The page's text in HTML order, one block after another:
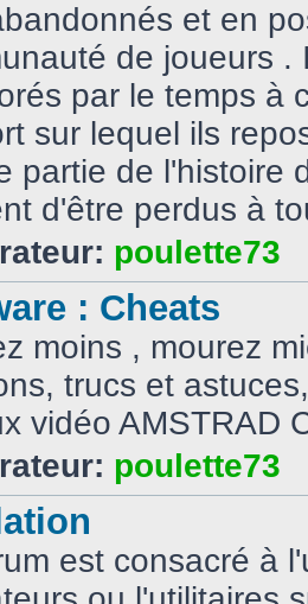
et en
de joueurs .
par le temps à
sur lequel ils
partie de l'histoire
d'être perdus à
poulette73
: Cheats
moins , mourez
trucs et
vidéo AMSTRAD
poulette73
est consacré à